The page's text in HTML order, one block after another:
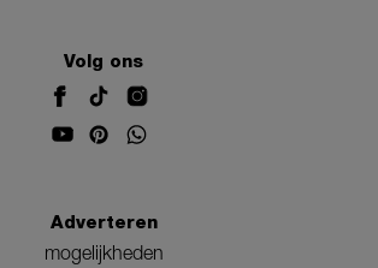
Volg ons
Adverteren
mogelijkheden